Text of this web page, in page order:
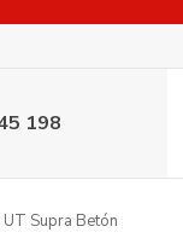
198
Supra Betón